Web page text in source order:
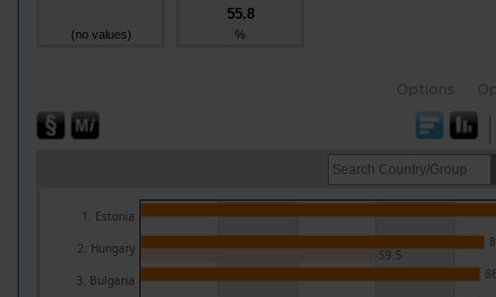
(no values)
55.8
%
Options
1. Estonia
2. Hungary
3. Bulgaria
59.5